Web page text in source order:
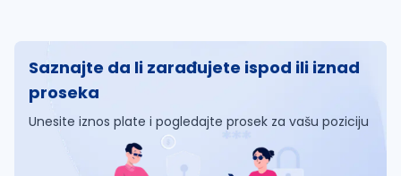
Saznajte da li zarađujete ispod ili iznad
proseka
Unesite iznos plate i pogledajte prosek za vašu poziciju